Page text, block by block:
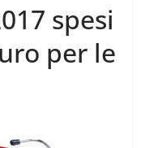
spesi
per le